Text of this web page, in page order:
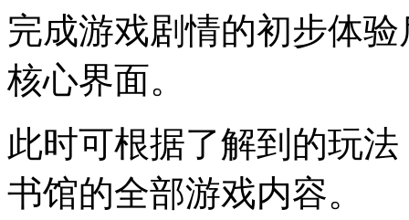
完成游戏剧情的初步体
核心界面。
此时可根据了解到的玩
书馆的全部游戏内容。